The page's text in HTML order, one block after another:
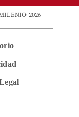
2026